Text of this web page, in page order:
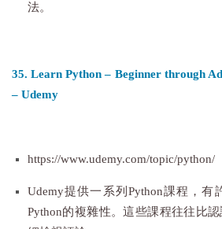
法。
35. Learn Python – Beginner through
– Udemy
https://www.udemy.com/topic/python/
Udemy提供一系列Python課程，有
Python的複雜性。這些課程往往比